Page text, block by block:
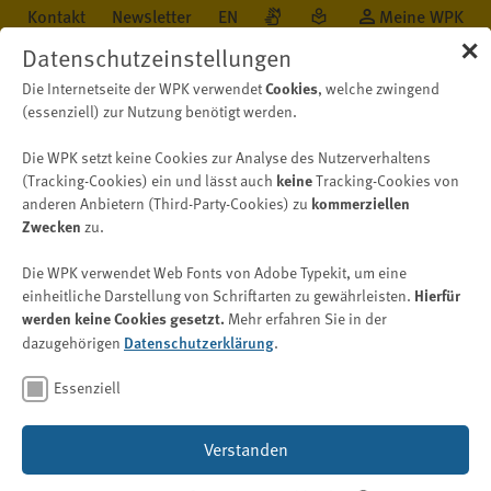
Kontakt Newsletter EN Meine WPK
Öffentlichkeit Neu auf WPK.de Nachricht
Geldwäschebekämpfung
Auslagerung interner
Sicherungsmaßnahmen
✕
Datenschutzeinstellungen
Die Internetseite der WPK verwendetCookies, welche zwingend
(essenziell) zur Nutzung benötigt werden.
Die WPK setzt keine Cookies zur Analyse des Nutzerverhaltens
(Tracking-Cookies) ein und lässt auch keineTracking-Cookies von
anderen Anbietern (Third-Party-Cookies) zu kommerziellen
Zwecken zu.
Die WPK verwendet Web Fonts von Adobe Typekit, um eine
einheitliche Darstellung von Schriftarten zu gewährleisten. Hierfür
werden keine Cookies gesetzt. Mehr erfahren Sie in der
dazugehörigen Datenschutzerklärung.
Essenziell
Verstanden